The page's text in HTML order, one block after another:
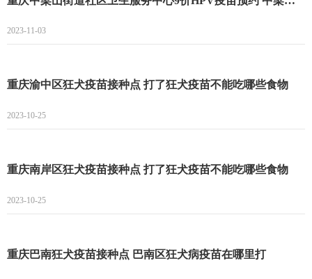
2023-11-03
重庆渝中区狂犬疫苗接种点 打了狂犬疫苗不能吃哪些食物
2023-10-25
重庆南岸区狂犬疫苗接种点 打了狂犬疫苗不能吃哪些食物
2023-10-25
重庆巴南狂犬疫苗接种点 巴南区狂犬病疫苗在哪里打